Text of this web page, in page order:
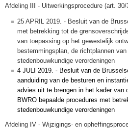
Afdeling III - Uitwerkingsprocedure (art. 30/
25 APRIL 2019. - Besluit van de
met betrekking tot de
van toepassing op het gewestelijk
bestemmingsplan, de richtplannen
stedenbouwkundige verordeningen
4 JULI 2019. - Besluit van de
aanduiding van de besturen en
advies uit te brengen in het kader
BWRO bepaalde procedures met
stedenbouwkundige verordeningen
Afdeling IV - Wijzigings- en